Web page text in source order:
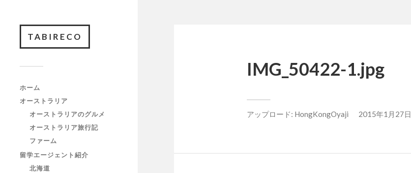
TABIRECO
ホーム
オーストラリア
オーストラリアのグルメ
オーストラリア旅行記
ファーム
留学エージェント紹介
北海道
IMG_50422-1.jpg
アップロード: HongKongOyaji 2015年1月27日